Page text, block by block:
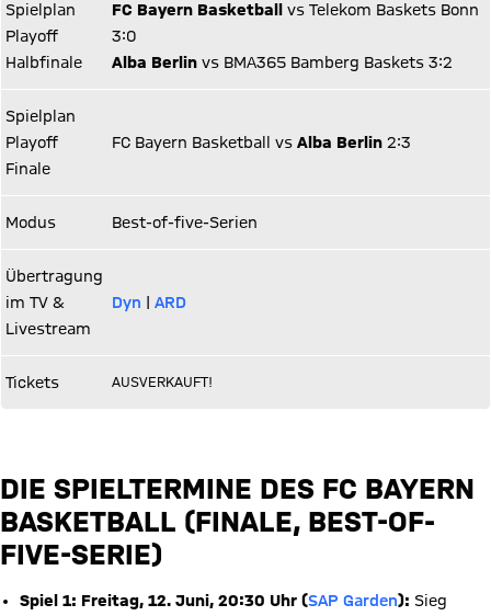
Spielplan
Playoff
Halbfinale
FC Bayern Basketball
vs Telekom Baskets Bonn
3:0
Alba Berlin vs BMA365 Bamberg Baskets 3:2
Spielplan
Playoff
Finale
FC Bayern Basketball vs Alba Berlin 2:3
Modus Best-of-five-Serien
Übertragung
im TV &
Livestream
Dyn ARD
Tickets AUSVERKAUFT!
DIE SPIELTERMINE DES FC BAYERN
BASKETBALL (FINALE, BEST-OF-
FIVE-SERIE)
Spiel 1: Freitag, 12. Juni, 20:30 Uhr (SAP Garden): Sieg